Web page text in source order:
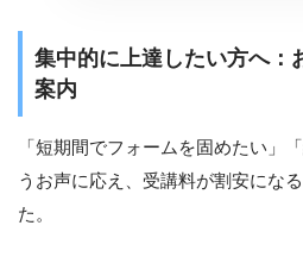
集中的に上達したい方へ：
案内
「短期間でフォームを固めたい」
うお声に応え、受講料が割安にな
た。